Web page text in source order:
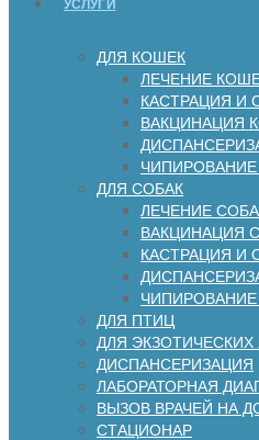
УСЛУГИ
ДЛЯ КОШЕК
ЛЕЧЕНИЕ
КАСТРАЦИЯ И
ВАКЦИНАЦИЯ
ДЛЯ СОБАК
ЛЕЧЕНИЕ
ВАКЦИНАЦИЯ
КАСТРАЦИЯ И
ДЛЯ ПТИЦ
ДЛЯ
ДИСПАНСЕРИЗАЦИЯ
ЛАБОРАТОРНАЯ
ВЫЗОВ ВРАЧЕЙ НА
СТАЦИОНАР